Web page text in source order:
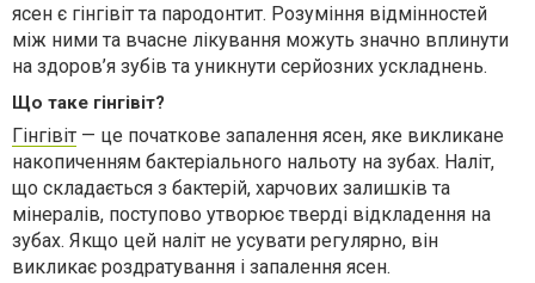
ясен є гінгівіт та пародонтит. Розуміння відмінностей
між ними та вчасне лікування можуть значно вплинути
на здоров’я зубів та уникнути серйозних ускладнень.
Що таке гінгівіт?
Гінгівіт — це початкове запалення ясен, яке викликане
накопиченням бактеріального нальоту на зубах. Наліт,
що складається з бактерій, харчових залишків та
мінералів, поступово утворює тверді відкладення на
зубах. Якщо цей наліт не усувати регулярно, він
викликає роздратування і запалення ясен.